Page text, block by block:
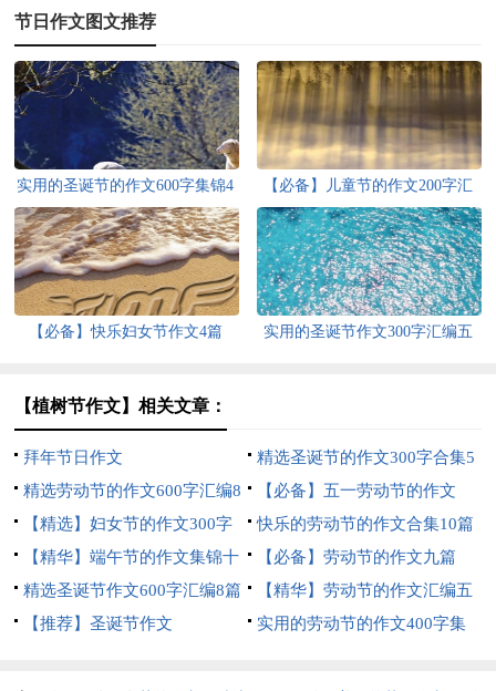
节日作文图文推荐
实用的圣诞节的作文600字集锦4
篇
【必备】儿童节的作文200字汇
总五篇
【必备】快乐妇女节作文4篇
实用的圣诞节作文300字汇编五
【植树节作文】相关文章：
拜年节日作文
精选圣诞节的作文300字合集5
篇
精选劳动节的作文600字汇编8
篇
【必备】五一劳动节的作文
300字合集9篇
【精选】妇女节的作文300字
汇总9篇
快乐的劳动节的作文合集10篇
【精华】端午节的作文集锦十
篇
【必备】劳动节的作文九篇
精选圣诞节作文600字汇编8篇
【精华】劳动节的作文汇编五
篇
【推荐】圣诞节作文
实用的劳动节的作文400字集